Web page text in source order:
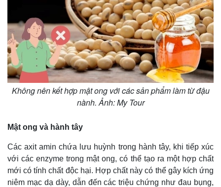
Giá vàng
Tiêu dùng
Tỷ giá
Chứng khoán
Giá cà phê
Không nên kết hợp mật ong với các sản phẩm làm từ đậu
nành. Ảnh: My Tour
Mật ong và hành tây
Các axit amin chứa lưu huỳnh trong hành tây, khi tiếp xúc
với các enzyme trong mật ong, có thể tạo ra một hợp chất
mới có tính chất độc hại. Hợp chất này có thể gây kích ứng
niêm mạc dạ dày, dẫn đến các triệu chứng như đau bụng,